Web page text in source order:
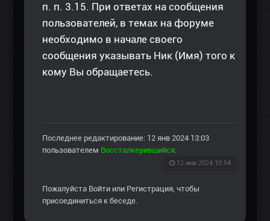
п. п. 3.15. При ответах на сообщения
пользователей, в темах на форуме
необходимо в начале своего
сообщения указывать Ник (Имя) того к
кому Вы обращаетесь.
Последнее редактирование: 12 янв 2024 13:03
пользователем Воссталкерившийся.
12 янв 2024 10:54
Пожалуйста Войти или Регистрация, чтобы
присоединиться к беседе.